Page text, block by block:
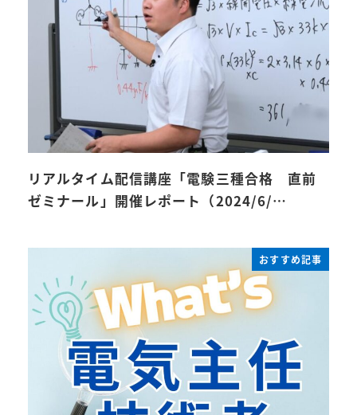
リアルタイム配信講座「電験三種合格 直前
ゼミナール」開催レポート（2024/6/…
おすすめ記事